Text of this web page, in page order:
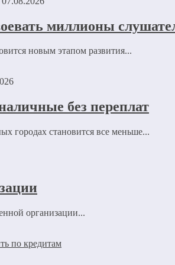
миллионы
новым этапом развития...
без переплат
городах становится все меньше...
организации...
по кредитам